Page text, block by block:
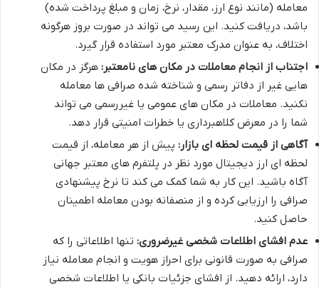
معامله (مانند نوع ارز، مقدار، نرخ، زمان و مبلغ پرداخت شده)
باشد، دریافت کنید. این رسید می تواند در صورت بروز هرگونه
اختلاف، به عنوان مدرک معتبر مورد استفاده قرار گیرد.
اجتناب از انجام معاملات در مکان های نامعتبر: هرگز در مکان
هایی غیر از دفاتر رسمی و شناخته شده صرافی ها معامله
نکنید. معاملات در مکان های عمومی یا غیررسمی می تواند
شما را در معرض کلاهبرداری یا خطرات امنیتی قرار دهد.
آگاهی از قیمت لحظه ای بازار: پیش از هر معامله، از قیمت
لحظه ای ارز دیجیتال مورد نظر در پلتفرم های معتبر جهانی
آگاه باشید. این کار به شما کمک می کند تا نرخ پیشنهادی
صرافی را ارزیابی کرده و از منصفانه بودن معامله اطمینان
حاصل کنید.
عدم افشای اطلاعات شخصی غیرضروری: تنها اطلاعاتی را که
صرافی به صورت قانونی برای احراز هویت و انجام معامله نیاز
دارد، ارائه دهید. از افشای جزئیات بانکی یا اطلاعات شخصی